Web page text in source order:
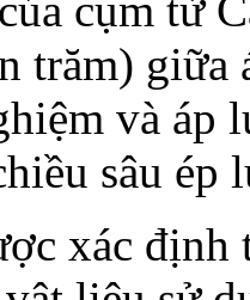
trăm) giữa
và áp
sâu ép
xác định